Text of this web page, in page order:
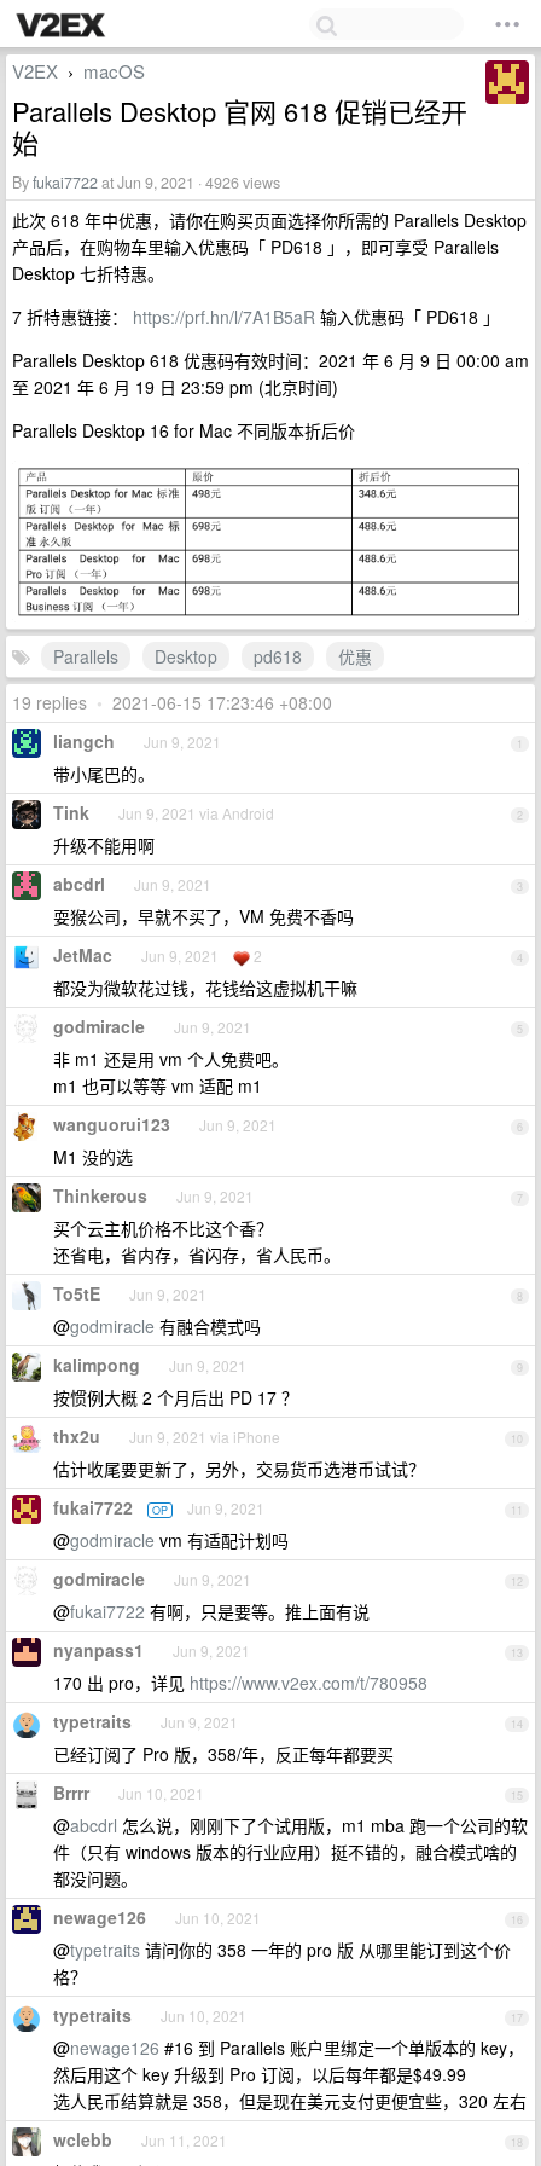
V2EX › macOS
Parallels Desktop 官网 618 促销已经开
始
Byfukai7722at Jun 9, 2021 · 4926 views
此次 618 年中优惠，请你在购买页面选择你所需的 Parallels Desktop
产品后，在购物车里输入优惠码「 PD618 」，即可享受 Parallels
Desktop 七折特惠。
7 折特惠链接： https://prf.hn/l/7A1B5aR 输入优惠码「 PD618 」
Parallels Desktop 618 优惠码有效时间：2021 年 6 月 9 日 00:00 am
至 2021 年 6 月 19 日 23:59 pm (北京时间)
Parallels Desktop 16 for Mac 不同版本折后价
Parallels Desktop pd618
优惠
19 replies • 2021-06-15 17:23:46 +08:00
1
liangch Jun 9, 2021
带小尾巴的。
2
Tink Jun 9, 2021 via Android
升级不能用啊
3
abcdrl Jun 9, 2021
耍猴公司，早就不买了，VM 免费不香吗
4
JetMac Jun 9, 2021 2
都没为微软花过钱，花钱给这虚拟机干嘛
5
godmiracle Jun 9, 2021
非 m1 还是用 vm 个人免费吧。
m1 也可以等等 vm 适配 m1
6
wanguorui123 Jun 9, 2021
M1 没的选
7
Thinkerous Jun 9, 2021
买个云主机价格不比这个香？
还省电，省内存，省闪存，省人民币。
8
To5tE Jun 9, 2021
@godmiracle 有融合模式吗
9
kalimpong Jun 9, 2021
按惯例大概 2 个月后出 PD 17 ？
10
thx2u Jun 9, 2021 via iPhone
估计收尾要更新了，另外，交易货币选港币试试？
11
fukai7722 OP Jun 9, 2021
@godmiracle vm 有适配计划吗
12
godmiracle Jun 9, 2021
@fukai7722 有啊，只是要等。推上面有说
13
nyanpass1 Jun 9, 2021
170 出 pro，详见 https://www.v2ex.com/t/780958
14
typetraits Jun 9, 2021
已经订阅了 Pro 版，358/年，反正每年都要买
15
Brrrr Jun 10, 2021
@abcdrl 怎么说，刚刚下了个试用版，m1 mba 跑一个公司的软
件（只有 windows 版本的行业应用）挺不错的，融合模式啥的
都没问题。
16
newage126 Jun 10, 2021
@typetraits 请问你的 358 一年的 pro 版 从哪里能订到这个价
格？
17
typetraits Jun 10, 2021
@newage126 #16 到 Parallels 账户里绑定一个单版本的 key，
然后用这个 key 升级到 Pro 订阅，以后每年都是$49.99
选人民币结算就是 358，但是现在美元支付更便宜些，320 左右
18
wclebb Jun 11, 2021